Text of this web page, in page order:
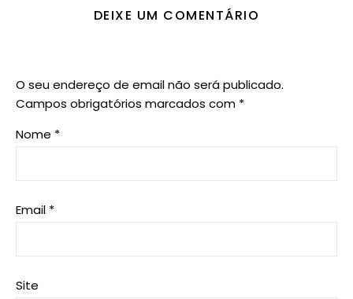
DEIXE UM COMENTÁRIO
O seu endereço de email não será publicado.
Campos obrigatórios marcados com *
Nome *
Email *
Site